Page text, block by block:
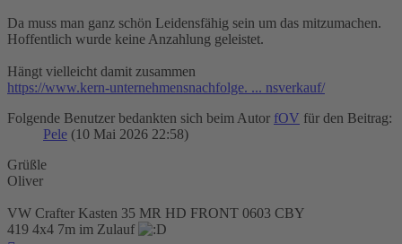
Da muss man ganz schön Leidensfähig sein um das mitzumachen.
Hoffentlich wurde keine Anzahlung geleistet.
Hängt vielleicht damit zusammen
https://www.kern-unternehmensnachfolge. ... nsverkauf/
Folgende Benutzer bedankten sich beim Autor fOV für den Beitrag:
Pele (10 Mai 2026 22:58)
Grüßle
Oliver
VW Crafter Kasten 35 MR HD FRONT 0603 CBY
419 4x4 7m im Zulauf